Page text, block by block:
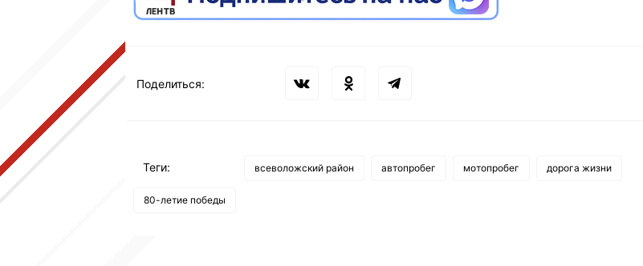
Поделиться:
Теги: всеволожский район автопробег мотопробег дорога жизни
80-летие победы